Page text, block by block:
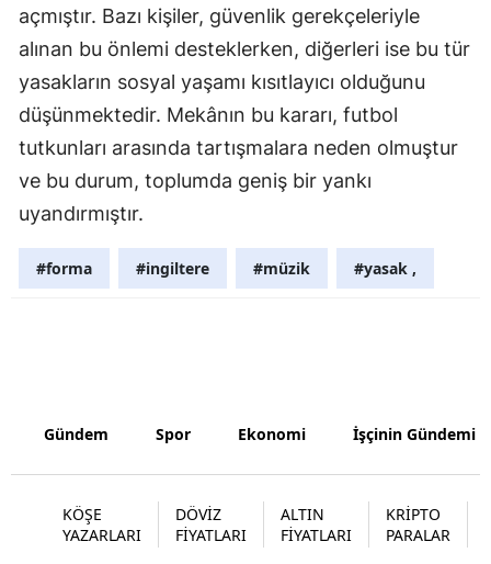
Konya
Kütahya
Manisa
Muğla
Rize
açmıştır. Bazı kişiler, güvenlik gerekçeleriyle
alınan bu önlemi desteklerken, diğerleri ise bu tür
yasakların sosyal yaşamı kısıtlayıcı olduğunu
düşünmektedir. Mekânın bu kararı, futbol
tutkunları arasında tartışmalara neden olmuştur
ve bu durum, toplumda geniş bir yankı
uyandırmıştır.
#forma #ingiltere #müzik #yasak ,
Gündem Spor Ekonomi İşçinin Gündemi
KÖŞE
YAZARLARI
DÖVİZ
FİYATLARI
ALTIN
FİYATLARI
KRİPTO
PARALAR